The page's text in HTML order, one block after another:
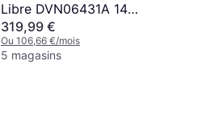
Libre DVN06431A 14
Couverts 60 cm 47 dB 6
Programmes
319,99 €
Ou 106,66 €/mois
5 magasins